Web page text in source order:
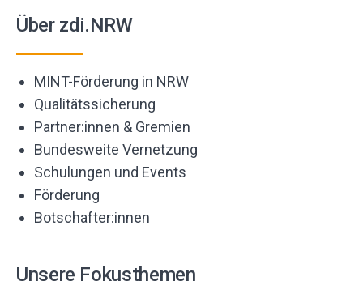
Über zdi.NRW
MINT-Förderung in NRW
Qualitätssicherung
Partner:innen & Gremien
Bundesweite Vernetzung
Schulungen und Events
Förderung
Botschafter:innen
Unsere Fokusthemen